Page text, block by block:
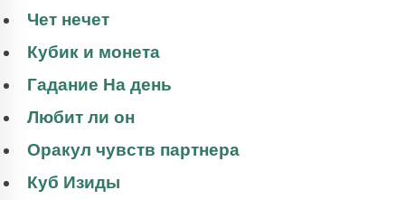
Чет нечет
Кубик и монета
Гадание На день
Любит ли он
Оракул чувств партнера
Куб Изиды